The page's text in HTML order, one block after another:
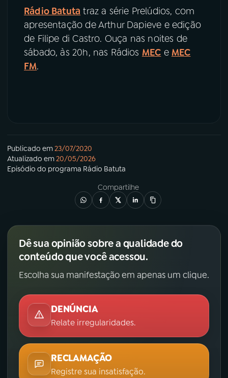
Rádio Batuta traz a série Prelúdios, com
apresentação de Arthur Dapieve e edição
de Filipe di Castro. Ouça nas noites de
sábado, às 20h, nas Rádios MEC e MEC
FM.
Publicado em23/07/2020
Atualizado em20/05/2026
Episódio do programa Rádio Batuta
Compartilhe
Dê sua opinião sobre a qualidade do
conteúdo que você acessou.
Escolha sua manifestação em apenas um clique.
DENÚNCIA
Relate irregularidades.
RECLAMAÇÃO
Registre sua insatisfação.